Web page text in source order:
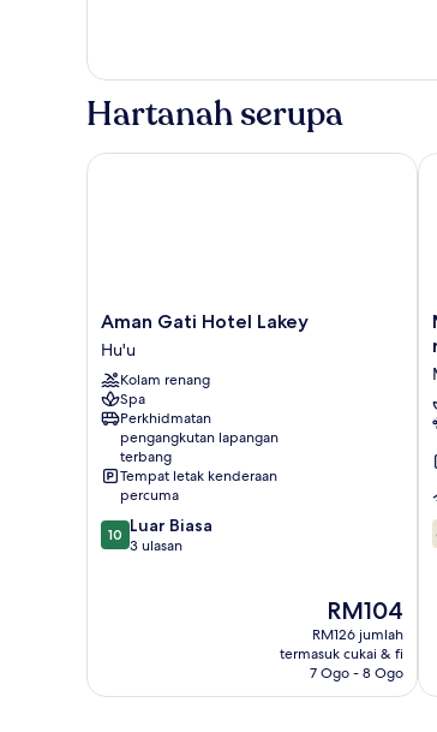
Room
Hartanah serupa
Aman
Gati
Hotel
Lakey
Hu'u
Aman Gati Hotel Lakey
Hu'u
Kolam renang
Spa
Perkhidmatan
pengangkutan lapangan
terbang
Tempat letak kenderaan
percuma
10.0
daripada
10 Luar Biasa
3 ulasan
Harga
ialah
RM104
RM104
RM126 jumlah
termasuk cukai & fi
7 Ogo - 8 Ogo
Aman Gati Hotel Lakey